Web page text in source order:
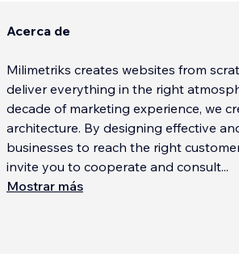
Acerca de
Milimetriks creates websites from
deliver everything in the right
decade of marketing experience, we
architecture. By designing effective
businesses to reach the right
invite you to cooperate and consult...
Mostrar más